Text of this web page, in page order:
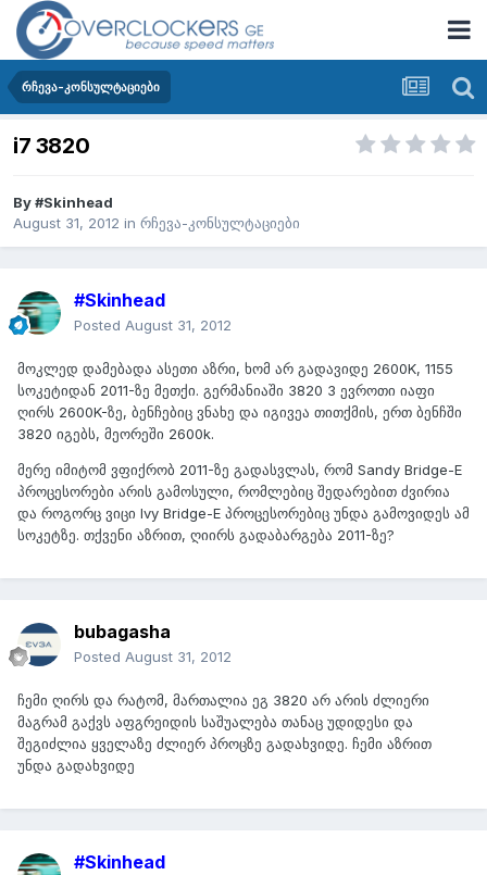
რჩევა-კონსულტაციები
i7 3820
By#Skinhead
August 31, 2012 in რჩევა-კონსულტაციები
#Skinhead
Posted August 31, 2012
მოკლედ დამებადა ასეთი აზრი, ხომ არ გადავიდე 2600K, 1155
სოკეტიდან 2011-ზე მეთქი. გერმანიაში 3820 3 ევროთი იაფი
ღირს 2600K-ზე, ბენჩებიც ვნახე და იგივეა თითქმის, ერთ ბენჩში
3820 იგებს, მეორეში 2600k.
მერე იმიტომ ვფიქრობ 2011-ზე გადასვლას, რომ Sandy Bridge-E
პროცესორები არის გამოსული, რომლებიც შედარებით ძვირია
და როგორც ვიცი Ivy Bridge-E პროცესორებიც უნდა გამოვიდეს ამ
სოკეტზე. თქვენი აზრით, ღიირს გადაბარგება 2011-ზე?
bubagasha
Posted August 31, 2012
ჩემი ღირს და რატომ, მართალია ეგ 3820 არ არის ძლიერი
მაგრამ გაქვს აფგრეიდის საშუალება თანაც უდიდესი და
შეგიძლია ყველაზე ძლიერ პროცზე გადახვიდე. ჩემი აზრით
უნდა გადახვიდე
#Skinhead